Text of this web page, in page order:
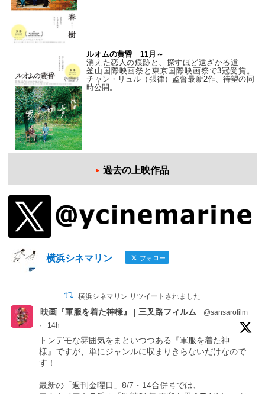
ルオムの黄昏 11月～
消えた恋人の痕跡と、探すほど遠ざかる道——
釜山国際映画祭と東京国際映画祭で3冠受賞。
チャン・リュル（張律）監督最新2作、待望の同
時公開。
過去の上映作品
横浜シネマリン フォロー
横浜シネマリン リツイートされました
映画『軍服を着た神様』 | 三叉路フィルム
@sansarofilm
·
14h
トンデモな雰囲気をまといつつある『軍服を着た神
様』ですが、単にジャンルに収まりきらないだけなので
す！
最新の「週刊金曜日」8/7・14合併号では、